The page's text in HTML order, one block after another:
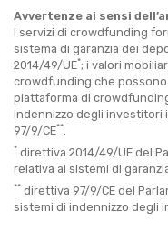
Avvertenze ai sensi
I servizi di crowdfunding
sistema di garanzia dei
2014/49/UE*; i valori
crowdfunding che
piattaforma di
indennizzo degli investitori
97/9/CE**
* direttiva 2014/49/UE del
relativa ai sistemi di
** direttiva 97/9/CE del
sistemi di indennizzo degli